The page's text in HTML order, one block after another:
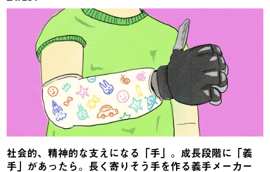
社会的、精神的な支えになる「手」。成長段階に「義
手」があったら。長く寄りそう手を作る義手メーカー